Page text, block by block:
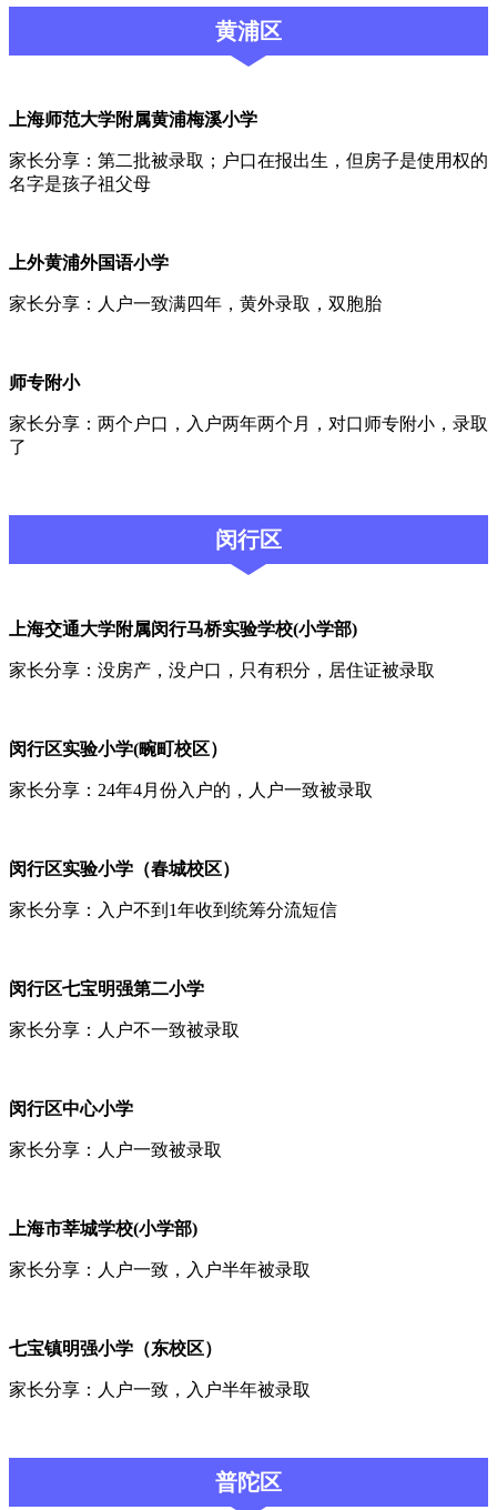
黄浦区
上海师范大学附属黄浦梅溪小学
家长分享：第二批被录取；户口在报出生，但房子是使用权的
名字是孩子祖父母
上外黄浦外国语小学
家长分享：人户一致满四年，黄外录取，双胞胎
师专附小
家长分享：两个户口，入户两年两个月，对口师专附小，录取
了
闵行区
上海交通大学附属闵行马桥实验学校(小学部)
家长分享：没房产，没户口，只有积分，居住证被录取
闵行区实验小学(畹町校区）
家长分享：24年4月份入户的，人户一致被录取
闵行区实验小学（春城校区）
家长分享：入户不到1年收到统筹分流短信
闵行区七宝明强第二小学
家长分享：人户不一致被录取
闵行区中心小学
家长分享：人户一致被录取
上海市莘城学校(小学部)
家长分享：人户一致，入户半年被录取
七宝镇明强小学（东校区）
家长分享：人户一致，入户半年被录取
普陀区